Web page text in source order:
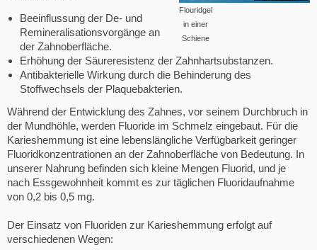
Flouridgel
in einer
Schiene
Beeinflussung der De- und
Remineralisationsvorgänge an
der Zahnoberfläche.
Erhöhung der Säureresistenz der Zahnhartsubstanzen.
Antibakterielle Wirkung durch die Behinderung des
Stoffwechsels der Plaquebakterien.
Während der Entwicklung des Zahnes, vor seinem Durchbruch in
der Mundhöhle, werden Fluoride im Schmelz eingebaut. Für die
Karieshemmung ist eine lebenslängliche Verfügbarkeit geringer
Fluoridkonzentrationen an der Zahnoberfläche von Bedeutung. In
unserer Nahrung befinden sich kleine Mengen Fluorid, und je
nach Essgewohnheit kommt es zur täglichen Fluoridaufnahme
von 0,2 bis 0,5 mg.
Der Einsatz von Fluoriden zur Karieshemmung erfolgt auf
verschiedenen Wegen: